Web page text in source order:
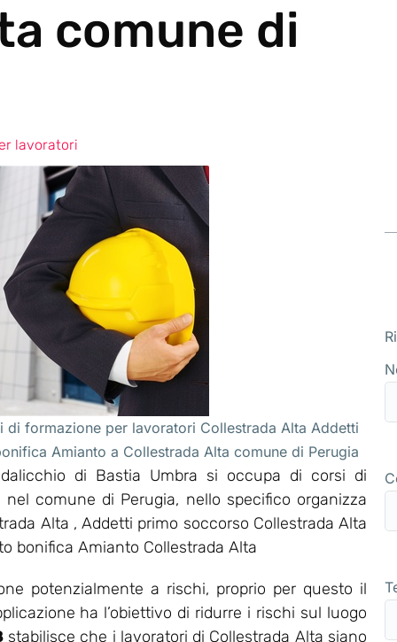
comune di
lavoratori
formazione per lavoratori Collestrada Alta Addetti
Amianto a Collestrada Alta comune di Perugia
di Bastia Umbra si occupa di corsi di
comune di Perugia, nello specifico organizza
Alta , Addetti primo soccorso Collestrada Alta
bonifica Amianto Collestrada Alta
potenzialmente a rischi, proprio per questo il
ha l’obiettivo di ridurre i rischi sul luogo
stabilisce che i lavoratori di Collestrada Alta siano